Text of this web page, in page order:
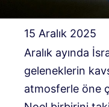
15 Aralık 2025
Aralık ayında
geleneklerin
atmosferle öne